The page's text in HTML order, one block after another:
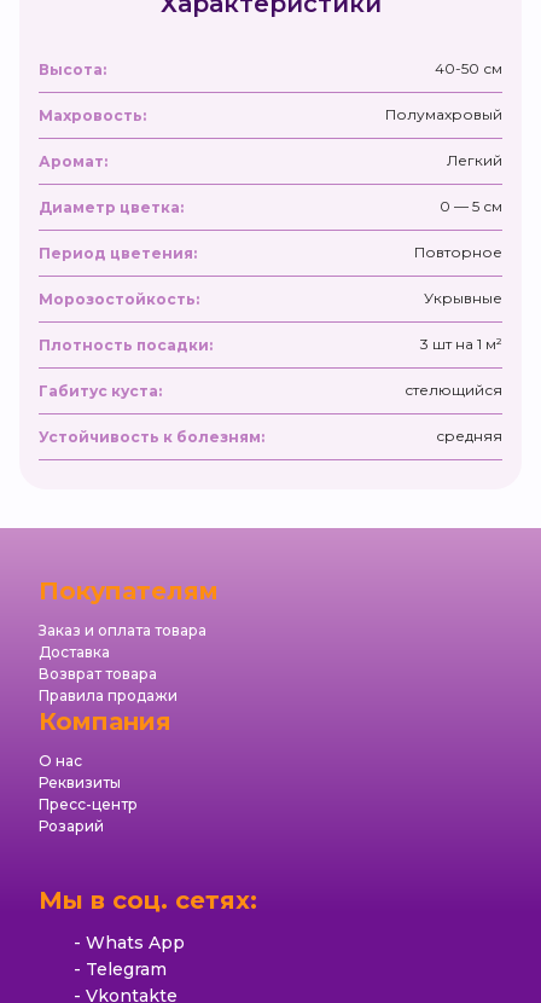
Высота: 40-50 см
Махровость: Полумахровый
Аромат: Легкий
Диаметр цветка: 0 — 5 см
Период цветения: Повторное
Морозостойкость: Укрывные
Плотность посадки: 3 шт на 1 м²
Габитус куста: стелющийся
Устойчивость к болезням: средняя
Покупателям
Заказ и оплата товара
Доставка
Возврат товара
Правила продажи
Компания
О нас
Реквизиты
Пресс-центр
Розарий
Мы в соц. сетях:
Whats App
Telegram
Vkontakte